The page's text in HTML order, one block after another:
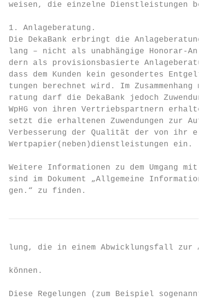
weisen, die einzelne Dienstleistungen
1. Anlageberatung.
Die DekaBank erbringt die
lang – nicht als unabhängige Honorar-
dern als provisionsbasierte
dass dem Kunden kein gesondertes
tungen berechnet wird. Im Zusammenhang
ratung darf die DekaBank jedoch
WpHG von ihren Vertriebspartnern
setzt die erhaltenen Zuwendungen zur
Verbesserung der Qualität der von ihr
Wertpapier(neben)dienstleistungen ein.
Weitere Informationen zu dem Umgang
sind im Dokument „Allgemeine
gen.“ zu finden.
lung, die in einem Abwicklungsfall zur
können.
Diese Regelungen (zum Beispiel